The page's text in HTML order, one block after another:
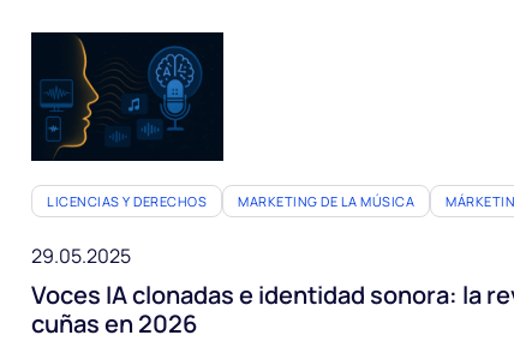
LICENCIAS Y DERECHOS MARKETING DE LA MÚSICA
29.05.2025
Voces IA clonadas e identidad sonora: la
cuñas en 2026